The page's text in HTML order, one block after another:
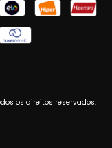
os direitos reservados.